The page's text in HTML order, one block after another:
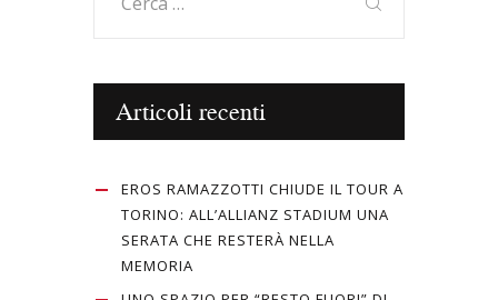
per:
Articoli recenti
EROS RAMAZZOTTI CHIUDE IL TOUR A
TORINO: ALL’ALLIANZ STADIUM UNA
SERATA CHE RESTERÀ NELLA
MEMORIA